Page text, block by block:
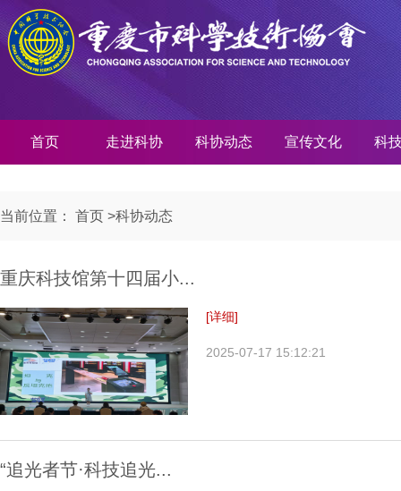
首页 走进科协 科协动态 宣传文化 科
当前位置： 首页 >科协动态
重庆科技馆第十四届小...
[详细]
2025-07-17 15:12:21
“追光者节·科技追光...